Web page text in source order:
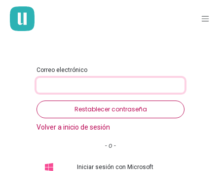
Correo electrónico
Restablecer contraseña
Volver a inicio de sesión
- o -
Iniciar sesión con Microsoft